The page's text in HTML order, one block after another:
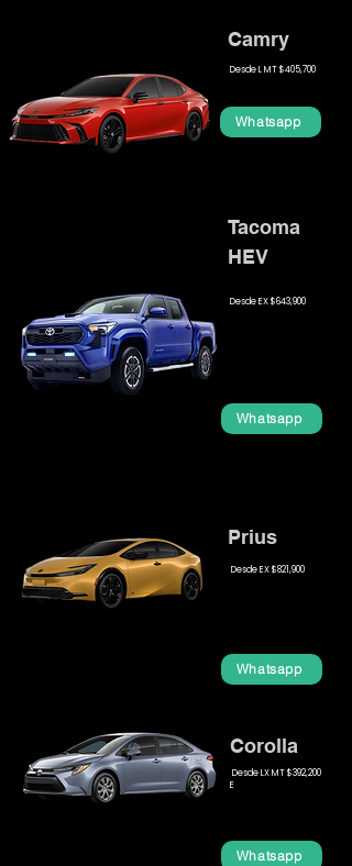
Camry
Desde L MT $405,700
Whatsapp
Tacoma
HEV
Desde EX $643,900
Whatsapp
Prius
Desde EX $821,900
Whatsapp
Corolla
Desde LX MT $392,200
E
Whatsapp